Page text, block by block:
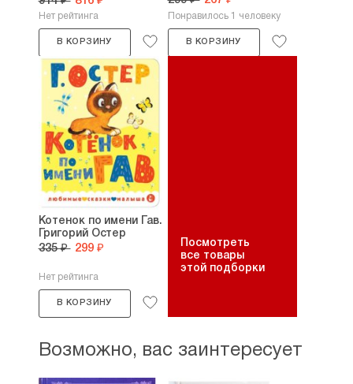
Нет рейтинга
В КОРЗИНУ
Понравилось 1 человеку
В КОРЗИНУ
Котенок по имени Гав.
Григорий Остер
335 ₽ 299 ₽
Нет рейтинга
В КОРЗИНУ
Посмотреть
все товары
этой подборки
Возможно, вас заинтересует